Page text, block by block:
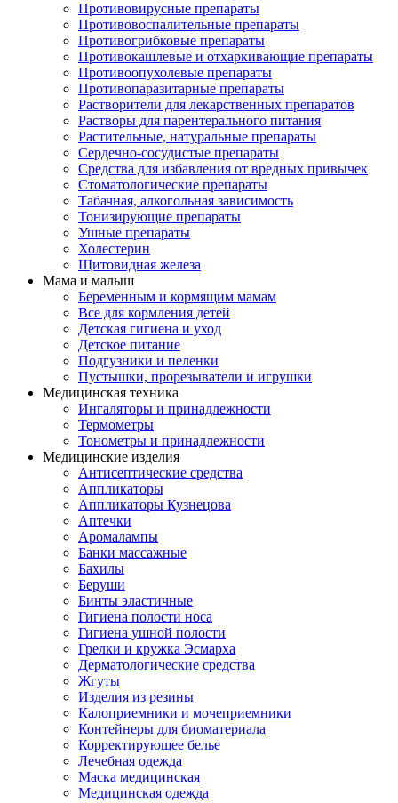
Противовирусные препараты
Противовоспалительные препараты
Противогрибковые препараты
Противокашлевые и отхаркивающие препараты
Противоопухолевые препараты
Противопаразитарные препараты
Растворители для лекарственных препаратов
Растворы для парентерального питания
Растительные, натуральные препараты
Сердечно-сосудистые препараты
Средства для избавления от вредных привычек
Стоматологические препараты
Табачная, алкогольная зависимость
Тонизирующие препараты
Ушные препараты
Холестерин
Щитовидная железа
Мама и малыш
Беременным и кормящим мамам
Все для кормления детей
Детская гигиена и уход
Детское питание
Подгузники и пеленки
Пустышки, прорезыватели и игрушки
Медицинская техника
Ингаляторы и принадлежности
Термометры
Тонометры и принадлежности
Медицинские изделия
Антисептические средства
Аппликаторы
Аппликаторы Кузнецова
Аптечки
Аромалампы
Банки массажные
Бахилы
Беруши
Бинты эластичные
Гигиена полости носа
Гигиена ушной полости
Грелки и кружка Эсмарха
Дерматологические средства
Жгуты
Изделия из резины
Калоприемники и мочеприемники
Контейнеры для биоматериала
Корректирующее белье
Лечебная одежда
Маска медицинская
Медицинская одежда